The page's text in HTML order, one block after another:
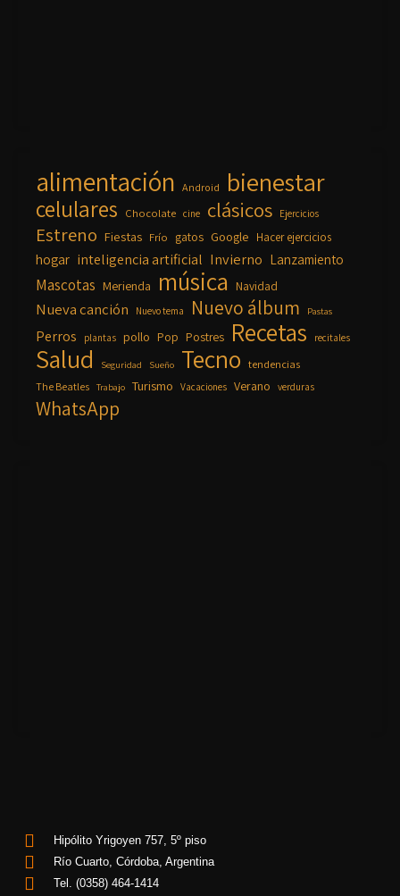
alimentación Android bienestar
celulares Chocolate cine clásicos Ejercicios
Estreno Fiestas Frío gatos Google Hacer ejercicios
hogar inteligencia artificial Invierno Lanzamiento
Mascotas Merienda música Navidad
Nueva canción Nuevo tema Nuevo álbum Pastas
Perros plantas pollo Pop Postres Recetas recitales
Salud Seguridad Sueño Tecno tendencias
The Beatles Trabajo Turismo Vacaciones Verano verduras
WhatsApp
Hipólito Yrigoyen 757, 5º piso
Río Cuarto, Córdoba, Argentina
Tel. (0358) 464-1414